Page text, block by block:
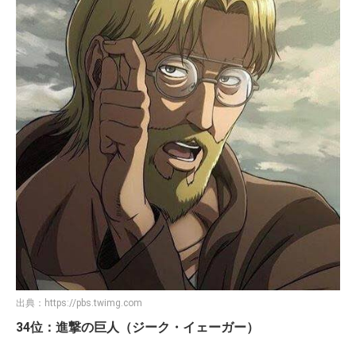
出典： https://pbs.twimg.com
34位：進撃の巨人（ジーク・イェーガー）